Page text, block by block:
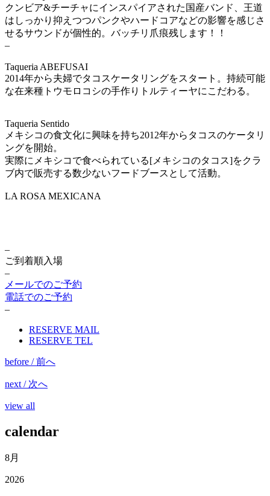
クンビア&チーチャにインスパイアされた国産バンド、王道
はしっかり抑えつつパンクやハードコアなどの影響を感じさ
せるサウンドが個性的。バッチリ爪痕残します！！
–
Taqueria ABEFUSAI
2014年から夫婦でタコスケータリングをスタート。持続可能
な在来種トウモロコシの手作りトルティーヤにこだわる。
Taqueria Sentido
メキシコの食文化に興味を持ち2012年からタコスのケータリ
ングを開始。
実際にメキシコで食べられている[メキシコのタコス]をクラ
ブ内で販売する数少ないフードブースとして活動。
LA ROSA MEXICANA
–
ご到着順入場
–
メールでのご予約
電話でのご予約
–
RESERVE MAIL
RESERVE TEL
before / 前へ
next / 次へ
view all
calendar
8月
2026